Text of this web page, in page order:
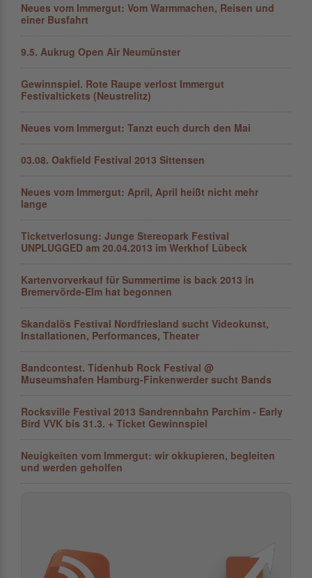
Neues vom Immergut: Vom Warmmachen, Reisen und
einer Busfahrt
9.5. Aukrug Open Air Neumünster
Gewinnspiel. Rote Raupe verlost Immergut
Festivaltickets (Neustrelitz)
Neues vom Immergut: Tanzt euch durch den Mai
03.08. Oakfield Festival 2013 Sittensen
Neues vom Immergut: April, April heißt nicht mehr
lange
Ticketverlosung: Junge Stereopark Festival
UNPLUGGED am 20.04.2013 im Werkhof Lübeck
Kartenvorverkauf für Summertime is back 2013 in
Bremervörde-Elm hat begonnen
Skandalös Festival Nordfriesland sucht Videokunst,
Installationen, Performances, Theater
Bandcontest. Tidenhub Rock Festival @
Museumshafen Hamburg-Finkenwerder sucht Bands
Rocksville Festival 2013 Sandrennbahn Parchim - Early
Bird VVK bis 31.3. + Ticket Gewinnspiel
Neuigkeiten vom Immergut: wir okkupieren, begleiten
und werden geholfen